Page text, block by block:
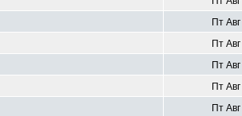
Пт
Пт
Пт
Пт
Пт